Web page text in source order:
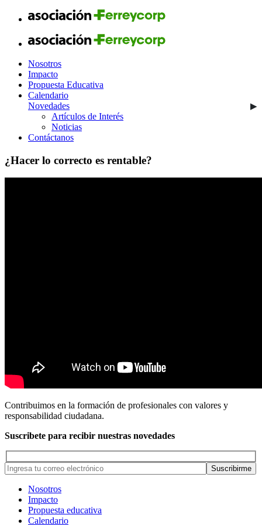
Nosotros
Impacto
Propuesta Educativa
Calendario
Novedades
Artículos de Interés
Noticias
Contáctanos
¿Hacer lo correcto es rentable?
Contribuimos en la formación de profesionales con valores y
responsabilidad ciudadana.
Suscribete para recibir nuestras novedades
Nosotros
Impacto
Propuesta educativa
Calendario